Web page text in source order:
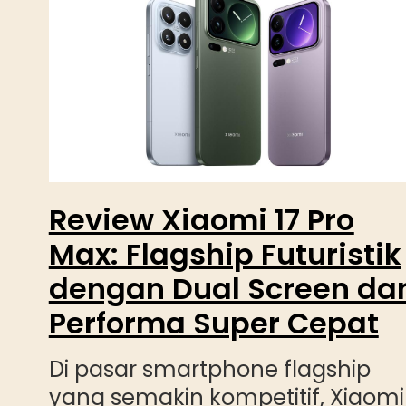
Review Xiaomi 17 Pro
Max: Flagship Futuristik
dengan Dual Screen
Performa Super Cepat
Di pasar smartphone flagship
yang semakin kompetitif, Xiaomi